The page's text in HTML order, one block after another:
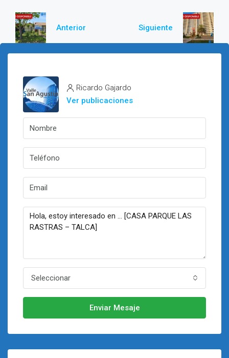
Anterior Siguiente
Ricardo Gajardo
Ver publicaciones
Seleccionar
Enviar Mesaje